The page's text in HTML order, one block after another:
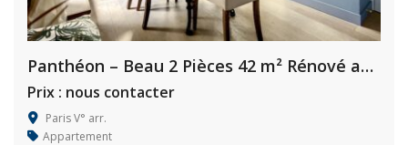
Panthéon – Beau 2 Pièces 42 m² Rénové avec terrasse
Prix : nous contacter
Paris V° arr.
Appartement